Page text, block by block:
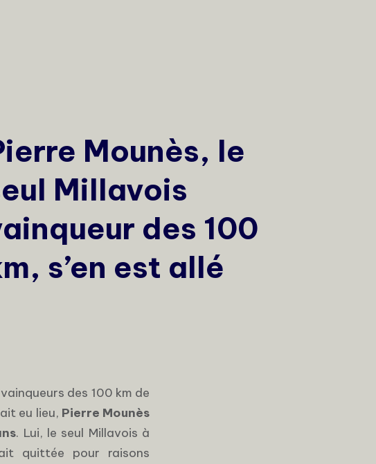
Mounès, le
Millavois
des 100
s’en est allé
des 100 km de
eu lieu, Pierre Mounès
. Lui, le seul Millavois à
quittée pour raisons